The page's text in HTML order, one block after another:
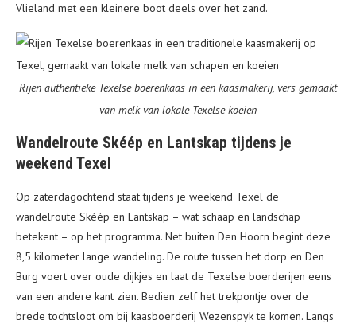
Vlieland met een kleinere boot deels over het zand.
Rijen authentieke Texelse boerenkaas in een kaasmakerij, vers gemaakt
van melk van lokale Texelse koeien
Wandelroute Skéép en Lantskap tijdens je
weekend Texel
Op zaterdagochtend staat tijdens je weekend Texel de
wandelroute Skéép en Lantskap – wat schaap en landschap
betekent – op het programma. Net buiten Den Hoorn begint deze
8,5 kilometer lange wandeling. De route tussen het dorp en Den
Burg voert over oude dijkjes en laat de Texelse boerderijen eens
van een andere kant zien. Bedien zelf het trekpontje over de
brede tochtsloot om bij kaasboerderij Wezenspyk te komen. Langs